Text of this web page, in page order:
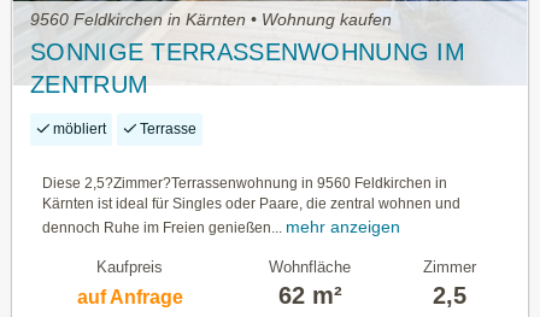
9560 Feldkirchen in Kärnten • Wohnung kaufen
SONNIGE TERRASSENWOHNUNG IM
ZENTRUM
möbliert Terrasse
Diese 2,5?Zimmer?Terrassenwohnung in 9560 Feldkirchen in
Kärnten ist ideal für Singles oder Paare, die zentral wohnen und
dennoch Ruhe im Freien genießen...
mehr anzeigen
Kaufpreis
auf Anfrage
Wohnfläche
62 m²
Zimmer
2,5